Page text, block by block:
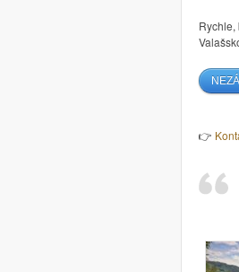
Rychle,
👉